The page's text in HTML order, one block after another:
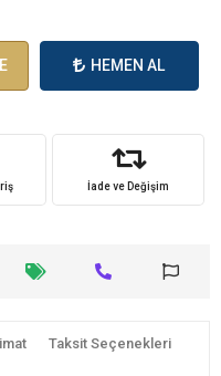
HEMEN AL
İade ve Değişim
Taksit Seçenekleri